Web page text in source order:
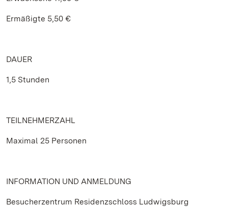
Ermäßigte 5,50 €
DAUER
1,5 Stunden
TEILNEHMERZAHL
Maximal 25 Personen
INFORMATION UND ANMELDUNG
Besucherzentrum Residenzschloss Ludwigsburg